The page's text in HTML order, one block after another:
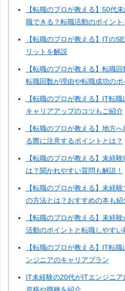
【転職のプロが教える】50代
職できる？転職活動のポイント
【転職のプロが教える】ITの
リットを解説
【転職のプロが教える】転職
転職回数が理由や転職成功のポ
【転職のプロが教える】IT転
キャリアアップのコツもご紹介
【転職のプロが教える】地方
る際に注意するポイントとは？
【転職のプロが教える】未経
は？聞かれやすい質問も解説！
【転職のプロが教える】未経
の方法とは？おすすめの本も紹
【転職のプロが教える】未経
活動のポイントと転職しやすい
【転職のプロが教える】IT転
ンジニアのキャリアプラン
IT未経験の20代がITエンジニ